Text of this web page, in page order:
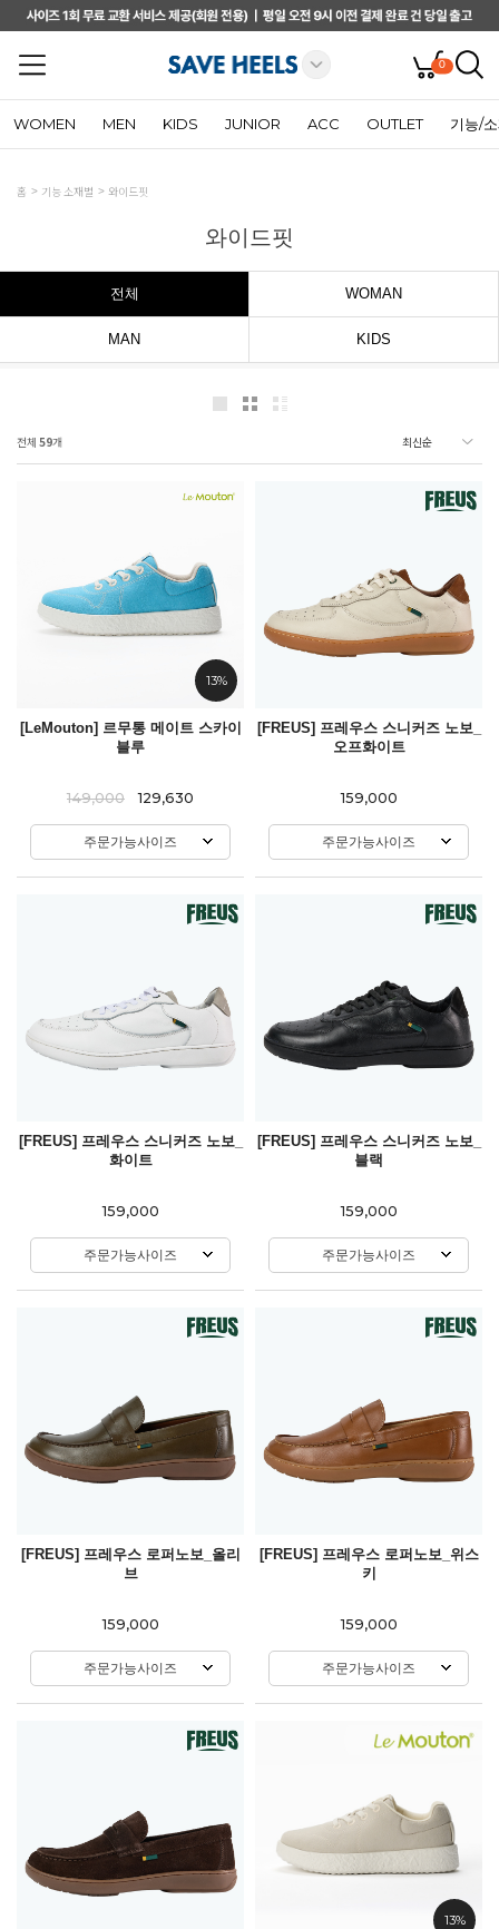
0
WOMEN MEN KIDS JUNIOR ACC OUTLET 기능/
홈 기능 소재별 와이드핏
와이드핏
전체 WOMAN
MAN KIDS
전체 59개
13%
[LeMouton] 르무통 메이트 스카이
블루
149,000 129,630
주문가능사이즈
[FREUS] 프레우스 스니커즈 노보_
오프화이트
159,000
주문가능사이즈
[FREUS] 프레우스 스니커즈 노보_
화이트
159,000
주문가능사이즈
[FREUS] 프레우스 스니커즈 노보_
블랙
159,000
주문가능사이즈
[FREUS] 프레우스 로퍼노보_올리
브
159,000
주문가능사이즈
[FREUS] 프레우스 로퍼노보_위스
키
159,000
주문가능사이즈
13%